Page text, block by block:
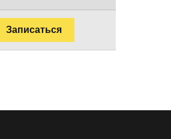
Записаться